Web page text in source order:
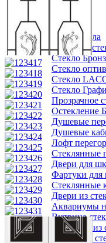
Изделия из стекла
Листовое
Стекло
Стекло
Стекло
Стекло
Прозрачное
Остекление
Душевые
Душевые
Лофт
Стеклянные
Двери для
Фартуки для
Стеклянные
Двери из
Аквариумы
Витрина
Козырьки из
Мебель из